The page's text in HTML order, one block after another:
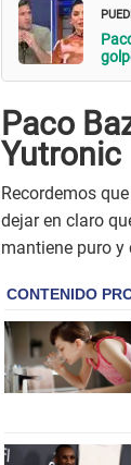
Paco
Yutronic
Recordemos
dejar en claro
mantiene puro y